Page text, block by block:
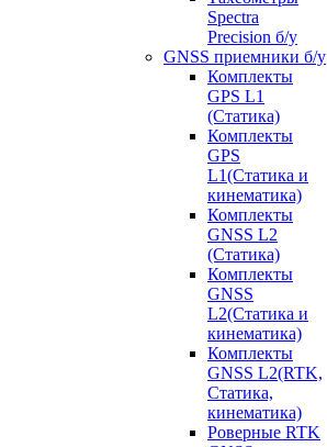
Spectra
Precision б/у
GNSS приемники б/у
Комплекты
GPS L1
(Статика)
Комплекты
GPS
L1(Статика и
кинематика)
Комплекты
GNSS L2
(Статика)
Комплекты
GNSS
L2(Статика и
кинематика)
Комплекты
GNSS L2(RTK,
Статика,
кинематика)
Роверные RTK